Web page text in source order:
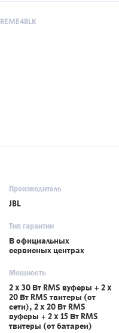
Производитель
JBL
Тип гарантии
В официальных
сервисных центрах
Мощность
2 x 30 Вт RMS вуферы + 2 x
20 Вт RMS твитеры (от
сети), 2 x 20 Вт RMS
вуферы + 2 x 15 Вт RMS
твитеры (от батареи)